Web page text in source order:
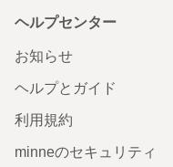
ヘルプセンター
お知らせ
ヘルプとガイド
利用規約
minneのセキュリティ